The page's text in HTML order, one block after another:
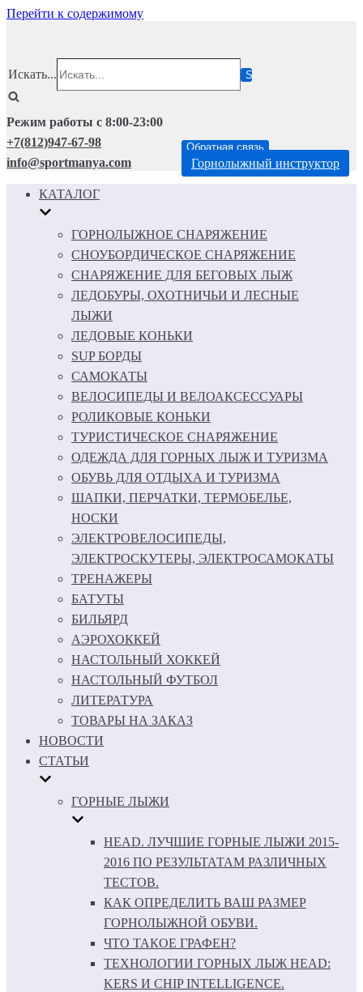
Перейти к содержимому
Искать...
Режим работы с 8:00-23:00
+7(812)947-67-98
info@sportmanya.com
Обратная связь
Горнолыжный инструктор
КАТАЛОГ
ГОРНОЛЫЖНОЕ СНАРЯЖЕНИЕ
СНОУБОРДИЧЕСКОЕ СНАРЯЖЕНИЕ
СНАРЯЖЕНИЕ ДЛЯ БЕГОВЫХ ЛЫЖ
ЛЕДОБУРЫ, ОХОТНИЧЬИ И ЛЕСНЫЕ
ЛЫЖИ
ЛЕДОВЫЕ КОНЬКИ
SUP БОРДЫ
САМОКАТЫ
ВЕЛОСИПЕДЫ И ВЕЛОАКСЕССУАРЫ
РОЛИКОВЫЕ КОНЬКИ
ТУРИСТИЧЕСКОЕ СНАРЯЖЕНИЕ
ОДЕЖДА ДЛЯ ГОРНЫХ ЛЫЖ И ТУРИЗМА
ОБУВЬ ДЛЯ ОТДЫХА И ТУРИЗМА
ШАПКИ, ПЕРЧАТКИ, ТЕРМОБЕЛЬЕ,
НОСКИ
ЭЛЕКТРОВЕЛОСИПЕДЫ,
ЭЛЕКТРОСКУТЕРЫ, ЭЛЕКТРОСАМОКАТЫ
ТРЕНАЖЕРЫ
БАТУТЫ
БИЛЬЯРД
АЭРОХОККЕЙ
НАСТОЛЬНЫЙ ХОККЕЙ
НАСТОЛЬНЫЙ ФУТБОЛ
ЛИТЕРАТУРА
ТОВАРЫ НА ЗАКАЗ
НОВОСТИ
СТАТЬИ
ГОРНЫЕ ЛЫЖИ
HEAD. ЛУЧШИЕ ГОРНЫЕ ЛЫЖИ 2015-
2016 ПО РЕЗУЛЬТАТАМ РАЗЛИЧНЫХ
ТЕСТОВ.
КАК ОПРЕДЕЛИТЬ ВАШ РАЗМЕР
ГОРНОЛЫЖНОЙ ОБУВИ.
ЧТО ТАКОЕ ГРАФЕН?
ТЕХНОЛОГИИ ГОРНЫХ ЛЫЖ HEAD:
KERS И CHIP INTELLIGENCE.